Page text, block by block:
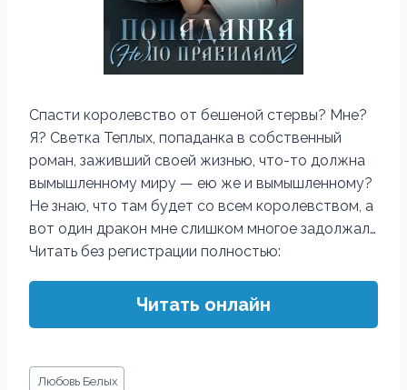
Спасти королевство от бешеной стервы? Мне?
Я? Светка Теплых, попаданка в собственный
роман, заживший своей жизнью, что-то должна
вымышленному миру — ею же и вымышленному?
Не знаю, что там будет со всем королевством, а
вот один дракон мне слишком многое задолжал…
Читать без регистрации полностью:
Читать онлайн
Метки
Любовь Белых